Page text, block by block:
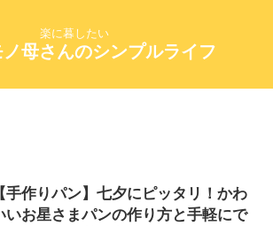
楽に暮したい
母さんのシンプルライフ
【手作りパン】七夕にピッタリ！かわ
いお星さまパンの作り方と手軽にで